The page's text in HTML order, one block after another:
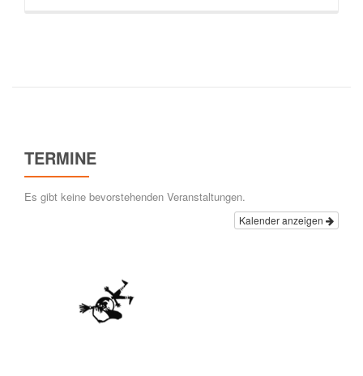
TERMINE
Es gibt keine bevorstehenden Veranstaltungen.
Kalender anzeigen